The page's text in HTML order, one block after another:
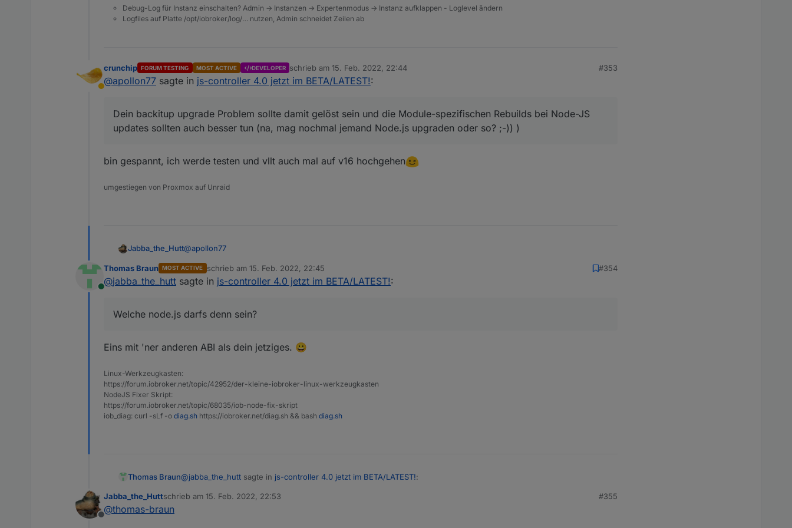
Debug-Log für Instanz einschalten? Admin -> Instanzen -> Expertenmodus -> Instanz aufklappen - Loglevel ändern
Logfiles auf Platte /opt/iobroker/log/… nutzen, Admin schneidet Zeilen ab
Abwesend
crunchip FORUM TESTING MOST ACTIVE DEVELOPER schrieb am 15. Feb. 2022, 22:44
zuletzt editiert von
#353
@apollon77 sagte in js-controller 4.0 jetzt im BETA/LATEST!:
Dein backitup upgrade Problem sollte damit gelöst sein und die Module-spezifischen Rebuilds bei Node-JS
updates sollten auch besser tun (na, mag nochmal jemand Node.js upgraden oder so? ;-)) )
bin gespannt, ich werde testen und vllt auch mal auf v16 hochgehen
umgestiegen von Proxmox auf Unraid
Jabba_the_Hutt@apollon77
Welche node.js darfs denn sein? ;)
Online
Thomas Braun MOST ACTIVE schrieb am 15. Feb. 2022, 22:45
zuletzt editiert von
#354
@jabba_the_hutt sagte in js-controller 4.0 jetzt im BETA/LATEST!:
Welche node.js darfs denn sein?
Eins mit 'ner anderen ABI als dein jetziges. 😀
Linux-Werkzeugkasten:
https://forum.iobroker.net/topic/42952/der-kleine-iobroker-linux-werkzeugkasten
NodeJS Fixer Skript:
https://forum.iobroker.net/topic/68035/iob-node-fix-skript
iob_diag: curl -sLf -o diag.sh https://iobroker.net/diag.sh && bash diag.sh
Thomas Braun@jabba_the_hutt sagte in js-controller 4.0 jetzt im BETA/LATEST!:
Offline
Jabba_the_Huttschrieb am 15. Feb. 2022, 22:53
zuletzt editiert von
#355
@thomas-braun